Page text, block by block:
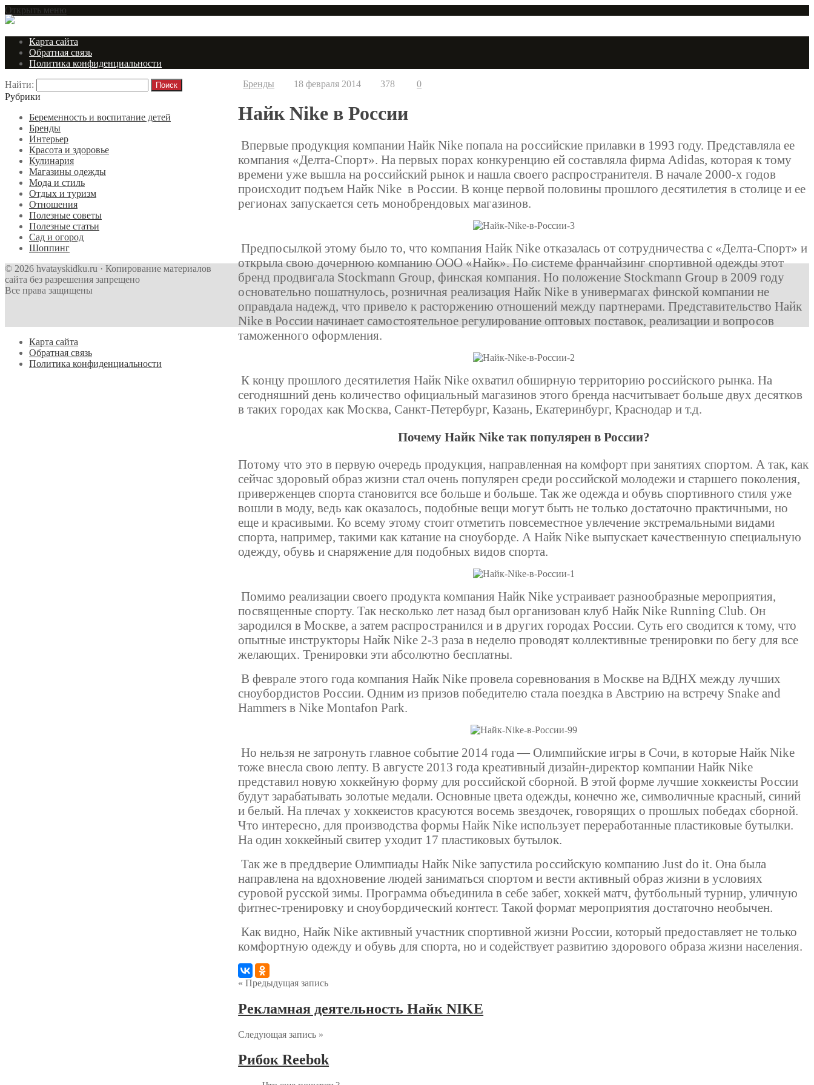
Открыть меню
Карта сайта
Обратная связь
Политика конфиденциальности
Бренды
18 февраля 2014 378 0
Найк Nike в России
Впервые продукция компании Найк Nike попала на российские прилавки в 1993 году. Представляла ее
компания «Делта-Спорт». На первых порах конкуренцию ей составляла фирма Adidas, которая к тому
времени уже вышла на российский рынок и нашла своего распространителя. В начале 2000-х годов
происходит подъем Найк Nike в России. В конце первой половины прошлого десятилетия в столице и ее
регионах запускается сеть монобрендовых магазинов.
Предпосылкой этому было то, что компания Найк Nike отказалась от сотрудничества с «Делта-Спорт» и
открыла свою дочернюю компанию ООО «Найк». По системе франчайзинг спортивной одежды этот
бренд продвигала Stockmann Group, финская компания. Но положение Stockmann Group в 2009 году
основательно пошатнулось, розничная реализация Найк Nike в универмагах финской компании не
оправдала надежд, что привело к расторжению отношений между партнерами. Представительство Найк
Nike в России начинает самостоятельное регулирование оптовых поставок, реализации и вопросов
таможенного оформления.
К концу прошлого десятилетия Найк Nike охватил обширную территорию российского рынка. На
сегодняшний день количество официальный магазинов этого бренда насчитывает больше двух десятков
в таких городах как Москва, Санкт-Петербург, Казань, Екатеринбург, Краснодар и т.д.
Почему Найк Nike так популярен в России?
Потому что это в первую очередь продукция, направленная на комфорт при занятиях спортом. А так, как
сейчас здоровый образ жизни стал очень популярен среди российской молодежи и старшего поколения,
приверженцев спорта становится все больше и больше. Так же одежда и обувь спортивного стиля уже
вошли в моду, ведь как оказалось, подобные вещи могут быть не только достаточно практичными, но
еще и красивыми. Ко всему этому стоит отметить повсеместное увлечение экстремальными видами
спорта, например, такими как катание на сноуборде. А Найк Nike выпускает качественную специальную
одежду, обувь и снаряжение для подобных видов спорта.
Помимо реализации своего продукта компания Найк Nike устраивает разнообразные мероприятия,
посвященные спорту. Так несколько лет назад был организован клуб Найк Nike Running Club. Он
зародился в Москве, а затем распространился и в других городах России. Суть его сводится к тому, что
опытные инструкторы Найк Nike 2-3 раза в неделю проводят коллективные тренировки по бегу для все
желающих. Тренировки эти абсолютно бесплатны.
В феврале этого года компания Найк Nike провела соревнования в Москве на ВДНХ между лучших
сноубордистов России. Одним из призов победителю стала поездка в Австрию на встречу Snake and
Hammers в Nike Montafon Park.
Но нельзя не затронуть главное событие 2014 года — Олимпийские игры в Сочи, в которые Найк Nike
тоже внесла свою лепту. В августе 2013 года креативный дизайн-директор компании Найк Nike
представил новую хоккейную форму для российской сборной. В этой форме лучшие хоккеисты России
будут зарабатывать золотые медали. Основные цвета одежды, конечно же, символичные красный, синий
и белый. На плечах у хоккеистов красуются восемь звездочек, говорящих о прошлых победах сборной.
Что интересно, для производства формы Найк Nike использует переработанные пластиковые бутылки.
На один хоккейный свитер уходит 17 пластиковых бутылок.
Так же в преддверие Олимпиады Найк Nike запустила российскую компанию Just do it. Она была
направлена на вдохновение людей заниматься спортом и вести активный образ жизни в условиях
суровой русской зимы. Программа объединила в себе забег, хоккей матч, футбольный турнир, уличную
фитнес-тренировку и сноубордический контест. Такой формат мероприятия достаточно необычен.
Как видно, Найк Nike активный участник спортивной жизни России, который предоставляет не только
комфортную одежду и обувь для спорта, но и содействует развитию здорового образа жизни населения.
« Предыдущая запись
Рекламная деятельность Найк NIKE
Следующая запись »
Рибок Reebok
Найти:
Рубрики
Беременность и воспитание детей
Бренды
Интерьер
Красота и здоровье
Кулинария
Магазины одежды
Мода и стиль
Отдых и туризм
Отношения
Полезные советы
Полезные статьи
Сад и огород
Шоппинг
© 2026 hvatayskidku.ru · Копирование материалов
сайта без разрешения запрещено
Все права защищены
Карта сайта
Обратная связь
Политика конфиденциальности